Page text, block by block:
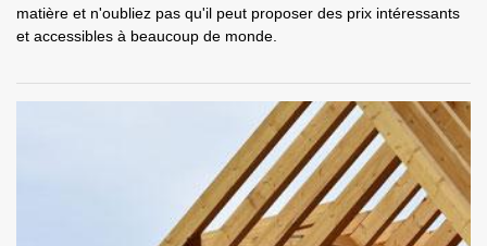
matière et n'oubliez pas qu'il peut proposer des prix intéressants
et accessibles à beaucoup de monde.